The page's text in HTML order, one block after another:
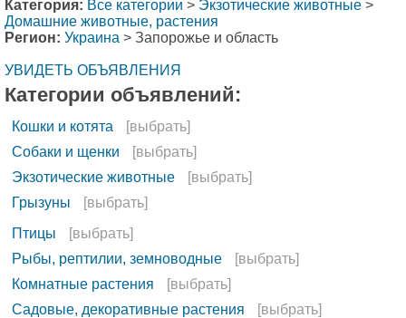
Категория: Все категории > Экзотические животные >
Домашние животные, растения
Регион: Украина > Запорожье и область
УВИДЕТЬ ОБЪЯВЛЕНИЯ
Категории объявлений:
Кошки и котята
[выбрать]
Собаки и щенки
[выбрать]
Экзотические животные
[выбрать]
Грызуны
[выбрать]
Птицы
[выбрать]
Рыбы, рептилии, земноводные
[выбрать]
Комнатные растения
[выбрать]
Садовые, декоративные растения
[выбрать]